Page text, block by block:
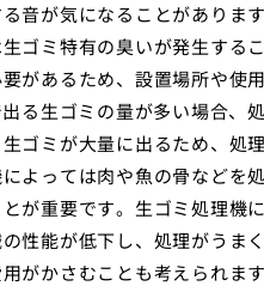
音が気になることがありま
ゴミ特有の臭いが発生する
があるため、設置場所や使
る生ゴミの量が多い場合、
ゴミが大量に出るため、処
よっては肉や魚の骨などを
が重要です。生ゴミ処理
性能が低下し、処理がうま
がかさむことも考えられま